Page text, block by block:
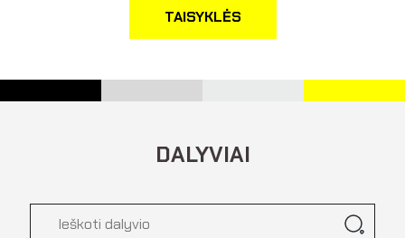
TAISYKLĖS
DALYVIAI